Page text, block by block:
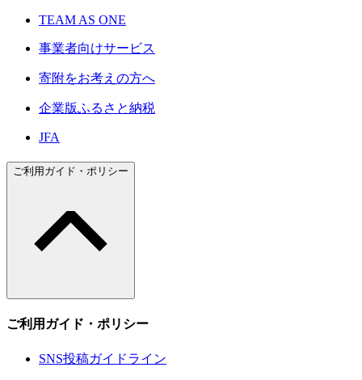
TEAM AS ONE
事業者向けサービス
寄附をお考えの方へ
企業版ふるさと納税
JFA
ご利用ガイド・ポリシー
ご利用ガイド・ポリシー
SNS投稿ガイドライン